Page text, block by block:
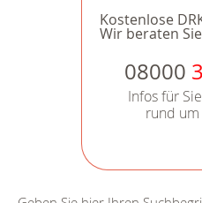
Kostenlose
Wir beraten
08000
Infos für
rund